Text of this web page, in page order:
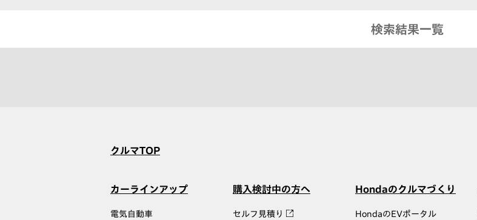
検索結果一覧
クルマTOP
カーラインアップ
電気自動車
購入検討中の方へ
セルフ見積り
Hondaのクルマづくり
HondaのEVポータル